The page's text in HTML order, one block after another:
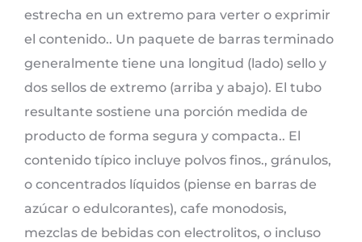
estrecha en un extremo para verter o exprimir
el contenido.. Un paquete de barras terminado
generalmente tiene una longitud (lado) sello y
dos sellos de extremo (arriba y abajo). El tubo
resultante sostiene una porción medida de
producto de forma segura y compacta.. El
contenido típico incluye polvos finos., gránulos,
o concentrados líquidos (piense en barras de
azúcar o edulcorantes), cafe monodosis,
mezclas de bebidas con electrolitos, o incluso